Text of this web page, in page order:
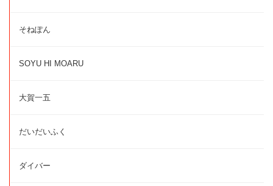
そねぽん
SOYU HI MOARU
大賀一五
だいだいふく
ダイバー